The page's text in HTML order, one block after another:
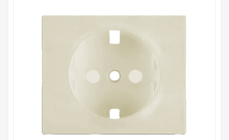
заземлением, винтовые клеммы Legrand Galea Life +
данном сайте справочная информация о товарах не
является офертой, наличие и стоимость оборудования
необходимо уточнить у менеджеров, которые с
удовольствием помогут Вам в выборе оборудования и
оформлении на него заказа.